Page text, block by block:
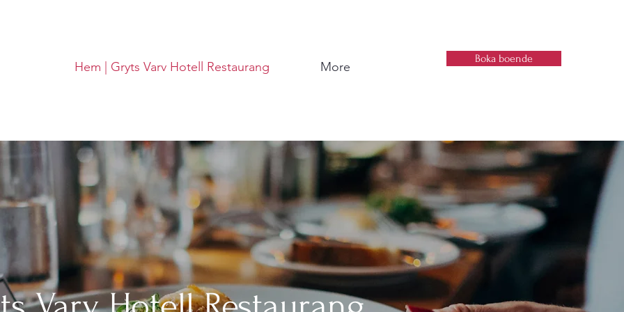
Hem | Gryts Varv Hotell Restaurang More
Boka boende